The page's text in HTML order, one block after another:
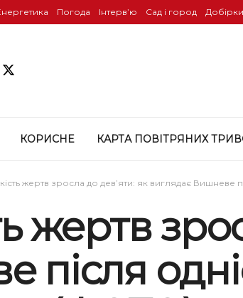
Погода Інтервʼю Сад і город Добірки
КОРИСНЕ КАРТА ПОВІТРЯНИХ
жертв зросла до дев’яти: як виглядає Вишневе
жертв
після